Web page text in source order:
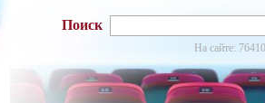
Поиск
На сайте: